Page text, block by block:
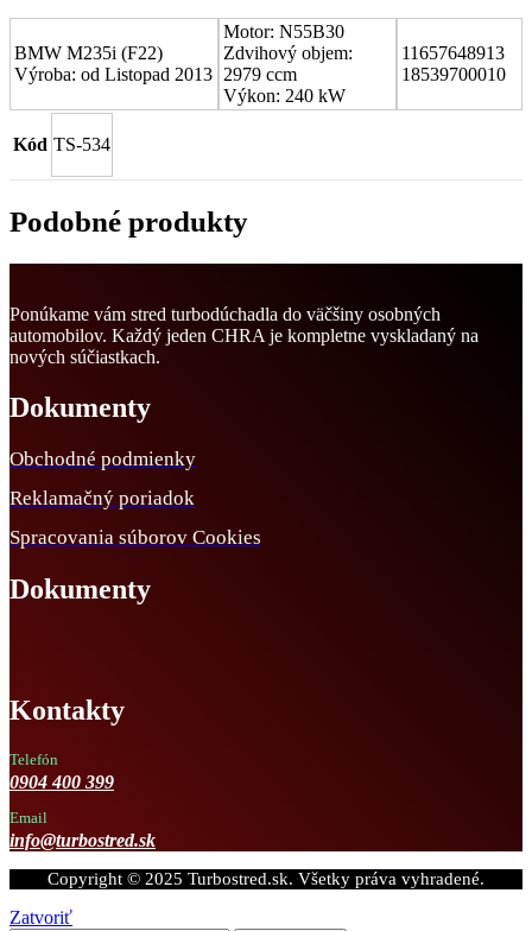
BMW M235i (F22)
Výroba: od Listopad 2013
Motor: N55B30
Zdvihový objem:
2979 ccm
Výkon: 240 kW
11657648913
18539700010
Kód TS-534
Podobné produkty
Ponúkame vám stred turbodúchadla do väčšiny osobných
automobilov. Každý jeden CHRA je kompletne vyskladaný na
nových súčiastkach.
Dokumenty
Obchodné podmienky
Reklamačný poriadok
Spracovania súborov Cookies
Dokumenty
Kontakty
Telefón
0904 400 399
Email
info@turbostred.sk
Copyright © 2025 Turbostred.sk. Všetky práva vyhradené.
Zatvoriť